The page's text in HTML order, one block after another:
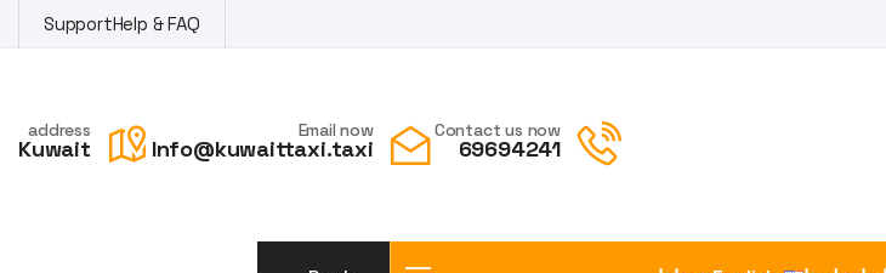
Help & FAQ
Support
Contact us now
69694241
Email now
Info@kuwaittaxi.taxi
address
Kuwait